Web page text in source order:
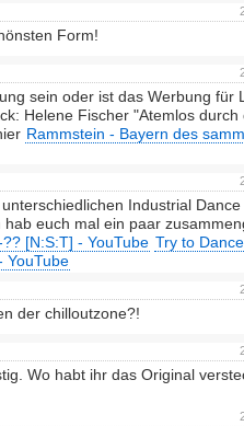
Form!
sein oder ist das Werbung für
Helene Fischer "Atemlos durch
Rammstein - Bayern des
Industrial
euch mal ein paar
[N:S:T] - YouTube Try to Dance
YouTube
der chilloutzone?!
Wo habt ihr das Original